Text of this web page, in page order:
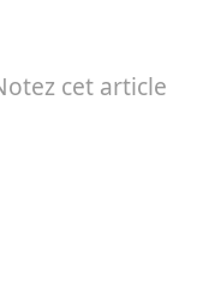
cet article